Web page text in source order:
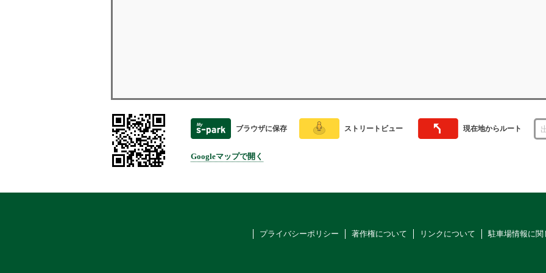
ブラウザに保存 ストリートビュー 現在地からルート
Googleマップで開く
プライバシーポリシー 著作権について リンクについて 駐車場情報に関